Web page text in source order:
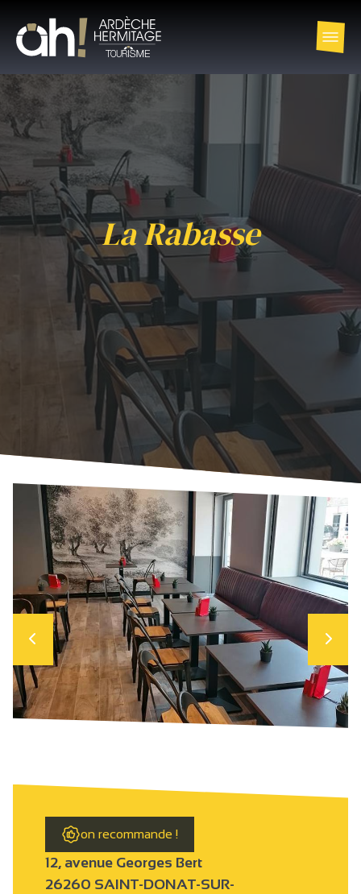
La Rabasse
on recommande !
12, avenue Georges Bert
26260 SAINT-DONAT-SUR-